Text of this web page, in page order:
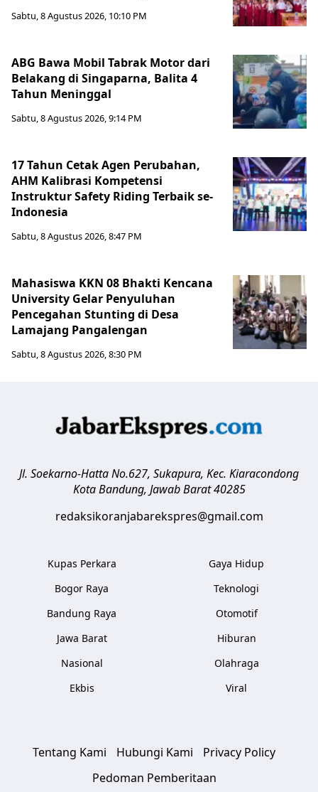
Sabtu, 8 Agustus 2026, 10:10 PM
ABG Bawa Mobil Tabrak Motor dari
Belakang di Singaparna, Balita 4
Tahun Meninggal
Sabtu, 8 Agustus 2026, 9:14 PM
17 Tahun Cetak Agen Perubahan,
AHM Kalibrasi Kompetensi
Instruktur Safety Riding Terbaik se-
Indonesia
Sabtu, 8 Agustus 2026, 8:47 PM
Mahasiswa KKN 08 Bhakti Kencana
University Gelar Penyuluhan
Pencegahan Stunting di Desa
Lamajang Pangalengan
Sabtu, 8 Agustus 2026, 8:30 PM
Jl. Soekarno-Hatta No.627, Sukapura, Kec. Kiaracondong
Kota Bandung, Jawab Barat 40285
redaksikoranjabarekspres@gmail.com
Kupas Perkara
Bogor Raya
Bandung Raya
Jawa Barat
Nasional
Ekbis
Gaya Hidup
Teknologi
Otomotif
Hiburan
Olahraga
Viral
Tentang Kami Hubungi Kami
Privacy Policy
Pedoman Pemberitaan